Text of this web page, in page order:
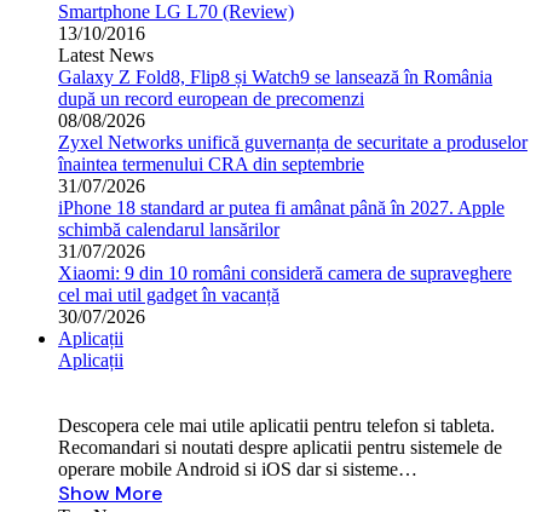
Smartphone LG L70 (Review)
13/10/2016
Latest News
Galaxy Z Fold8, Flip8 și Watch9 se lansează în România
după un record european de precomenzi
08/08/2026
Zyxel Networks unifică guvernanța de securitate a produselor
înaintea termenului CRA din septembrie
31/07/2026
iPhone 18 standard ar putea fi amânat până în 2027. Apple
schimbă calendarul lansărilor
31/07/2026
Xiaomi: 9 din 10 români consideră camera de supraveghere
cel mai util gadget în vacanță
30/07/2026
Aplicații
Aplicații
Descopera cele mai utile aplicatii pentru telefon si tableta.
Recomandari si noutati despre aplicatii pentru sistemele de
operare mobile Android si iOS dar si sisteme…
Show More